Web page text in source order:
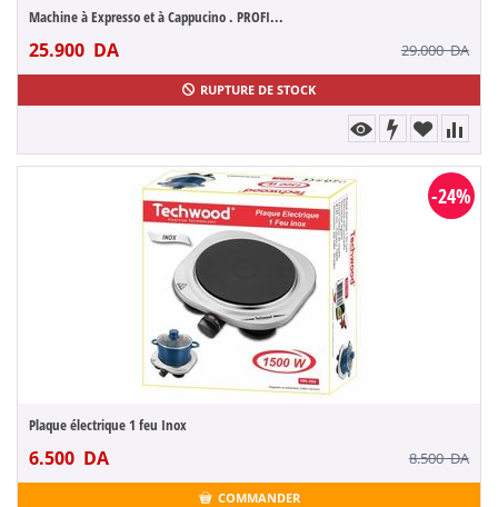
Machine à Expresso et à Cappucino . PROFI...
25.900 DA 29.000DA
RUPTURE DE STOCK
-24%
Plaque électrique 1 feu Inox
6.500 DA 8.500DA
COMMANDER